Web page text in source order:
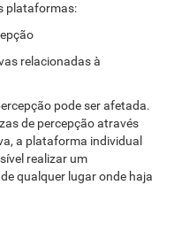
plataformas:
relacionadas à
pode ser afetada.
de percepção através
a plataforma individual
realizar um
qualquer lugar onde haja